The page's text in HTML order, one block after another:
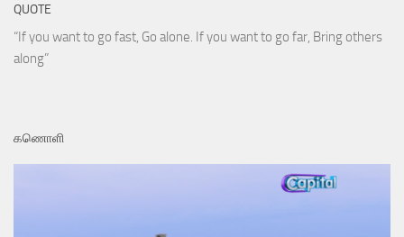
QUOTE
“If you want to go fast, Go alone. If you want to go far, Bring others
along”
கணொளி